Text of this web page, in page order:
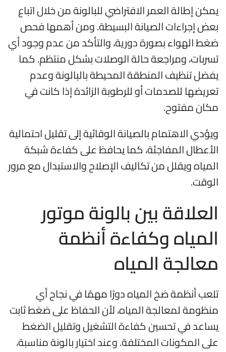
يمكن إطالة العمر الافتراضي للبالونة من خلال اتباع
بعض إجراءات الصيانة البسيطة. ومن أهمها فحص
ضغط الهواء بصورة دورية، والتأكد من عدم وجود أي
تسربات، ومراجعة حالة الوصلات بشكل منتظم. كما
يفضل تنظيف المنطقة المحيطة بالبالونة وعدم
تعريضها للصدمات أو للرطوبة الزائدة إذا كانت في
مكان مفتوح.
ويؤدي الاهتمام بالصيانة الوقائية إلى تقليل احتمالية
الأعطال المفاجئة، كما يحافظ على كفاءة شبكة
المياه ويقلل من تكاليف الإصلاح والاستبدال مع مرور
الوقت.
العلاقة بين بالونة موتور
المياه وكفاءة أنظمة
معالجة المياه
تلعب أنظمة ضخ المياه دورًا مهمًا في نجاح أي
منظومة لمعالجة المياه، لأن الحفاظ على ضغط ثابت
يساعد في تحسين كفاءة التشغيل وتقليل الضغط
على المكونات المختلفة. وعند اختيار بالونة مناسبة،